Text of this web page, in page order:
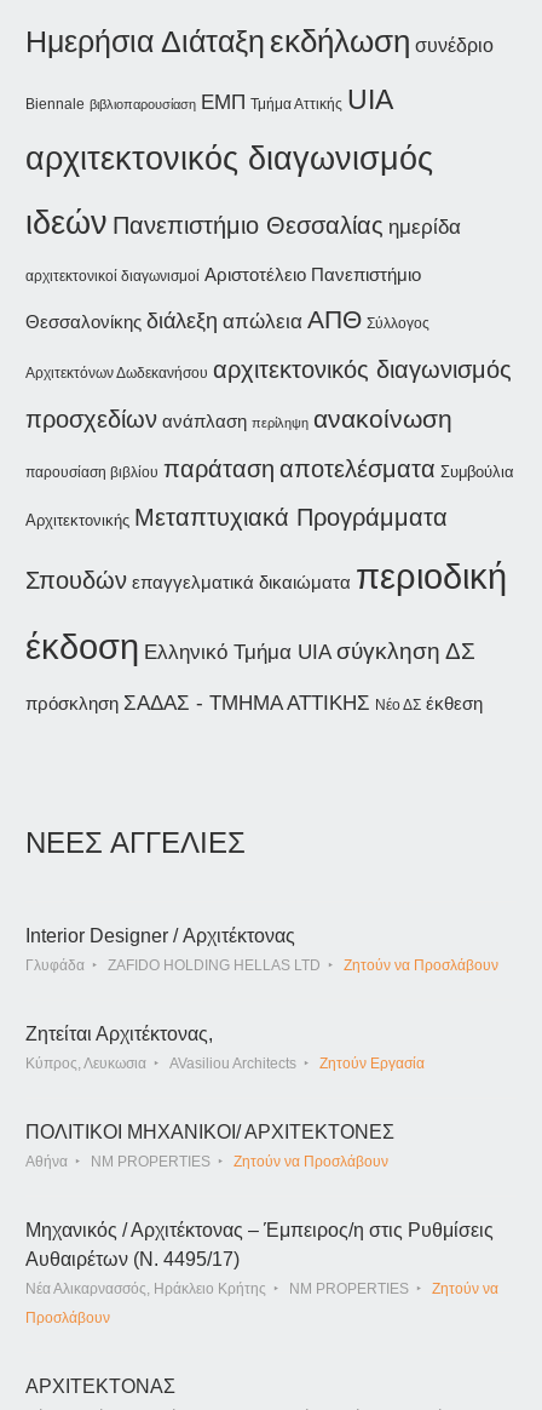
Ημερήσια Διάταξη εκδήλωση συνέδριο
Biennale βιβλιοπαρουσίαση ΕΜΠ Τμήμα Αττικής UIA
αρχιτεκτονικός διαγωνισμός
ιδεών Πανεπιστήμιο Θεσσαλίας ημερίδα
αρχιτεκτονικοί διαγωνισμοί Αριστοτέλειο Πανεπιστήμιο
Θεσσαλονίκης διάλεξη απώλεια ΑΠΘ Σύλλογος
Αρχιτεκτόνων Δωδεκανήσου αρχιτεκτονικός διαγωνισμός
προσχεδίων ανάπλαση περίληψη ανακοίνωση
παρουσίαση βιβλίου παράταση αποτελέσματα Συμβούλια
Αρχιτεκτονικής Μεταπτυχιακά Προγράμματα
Σπουδών επαγγελματικά δικαιώματα περιοδική
έκδοση Ελληνικό Τμήμα UIA σύγκληση ΔΣ
πρόσκληση ΣΑΔΑΣ - ΤΜΗΜΑ ΑΤΤΙΚΗΣ Νέο ΔΣ έκθεση
ΝΕΕΣ ΑΓΓΕΛΙΕΣ
Interior Designer / Αρχιτέκτονας
Γλυφάδα ZAFIDO HOLDING HELLAS LTD Ζητούν να Προσλάβουν
Ζητείται Αρχιτέκτονας,
Κύπρος, Λευκωσια AVasiliou Architects Ζητούν Εργασία
ΠΟΛΙΤΙΚΟΙ ΜΗΧΑΝΙΚΟΙ/ ΑΡΧΙΤΕΚΤΟΝΕΣ
Αθήνα NM PROPERTIES Ζητούν να Προσλάβουν
Μηχανικός / Αρχιτέκτονας – Έμπειρος/η στις Ρυθμίσεις
Αυθαιρέτων (Ν. 4495/17)
Νέα Αλικαρνασσός, Ηράκλειο Κρήτης NM PROPERTIES
Ζητούν να
Προσλάβουν
ΑΡΧΙΤΕΚΤΟΝΑΣ